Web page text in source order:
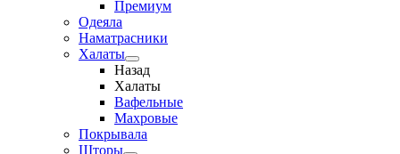
Премиум
Одеяла
Наматрасники
Халаты
Назад
Халаты
Вафельные
Махровые
Покрывала
Шторы